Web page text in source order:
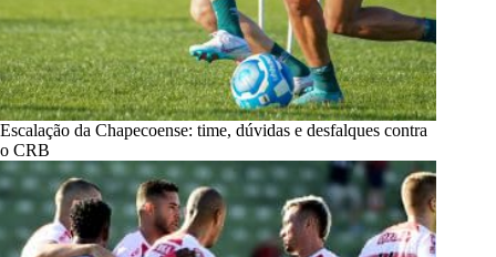
Escalação da Chapecoense: time, dúvidas e desfalques contra
o CRB